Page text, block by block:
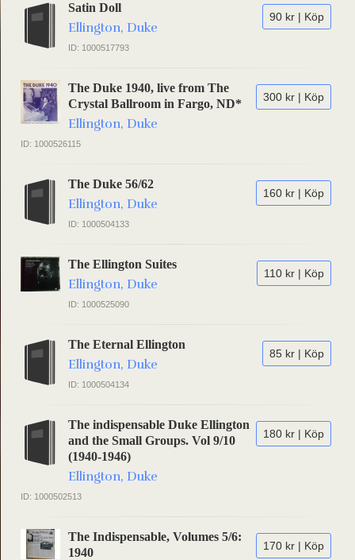
90 kr | Köp
Satin Doll
Ellington, Duke
ID: 1000517793
300 kr | Köp
The Duke 1940, live from The
Crystal Ballroom in Fargo, ND*
Ellington, Duke
ID: 1000526115
160 kr | Köp
The Duke 56/62
Ellington, Duke
ID: 1000504133
110 kr | Köp
The Ellington Suites
Ellington, Duke
ID: 1000525090
85 kr | Köp
The Eternal Ellington
Ellington, Duke
ID: 1000504134
180 kr | Köp
The indispensable Duke Ellington
and the Small Groups. Vol 9/10
(1940-1946)
Ellington, Duke
ID: 1000502513
170 kr | Köp
The Indispensable, Volumes 5/6:
1940